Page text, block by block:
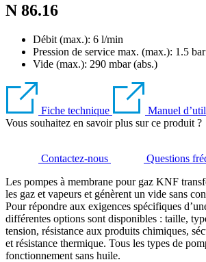
N 86.16
Débit (max.): 6 l/min
Pression de service max. (max.): 1.5
Vide (max.): 290 mbar (abs.)
Fiche technique
Manuel
Vous souhaitez en savoir plus sur ce produit ?
Contactez-nous
Questions
Les pompes à membrane pour gaz KNF
les gaz et vapeurs et génèrent un vide sans
Pour répondre aux exigences spécifiques
différentes options sont disponibles : taille,
tension, résistance aux produits chimiques,
et résistance thermique. Tous les types de
fonctionnement sans huile.